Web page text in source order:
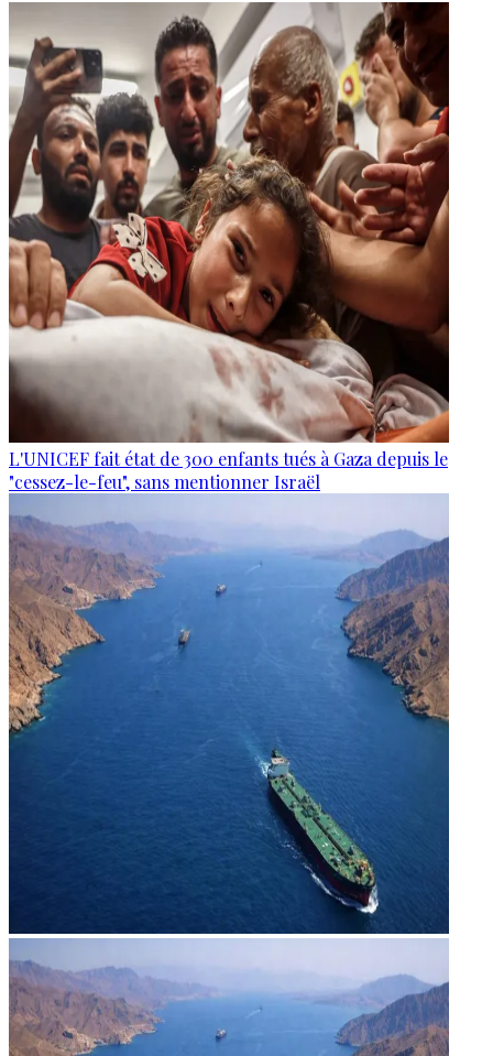
L'UNICEF fait état de 300 enfants tués à Gaza depuis le
"cessez-le-feu", sans mentionner Israël